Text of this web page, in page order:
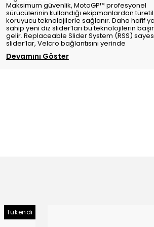
Maksimum güvenlik, MotoGP™ profesyonel
sürücülerinin kullandığı ekipmanlardan
koruyucu teknolojilerle sağlanır. Daha hafif
sahip yeni diz slider’ları bu teknolojilerin
gelir. Replaceable Slider System (RSS)
slider’lar, Velcro bağlantısını yerinde
Devamını Göster
Tükendi